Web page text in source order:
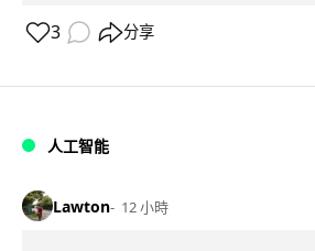
3 分享
人工智能
Lawton 12 小時